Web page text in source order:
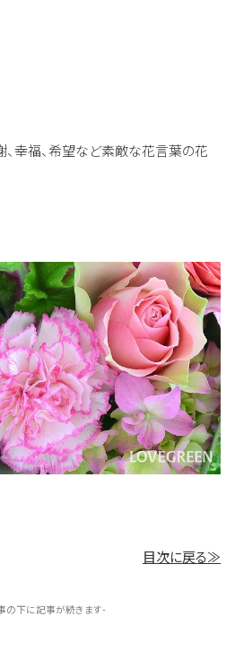
幸福、希望など素敵な花言葉の花
目次に戻る≫
の下に記事が続きます-